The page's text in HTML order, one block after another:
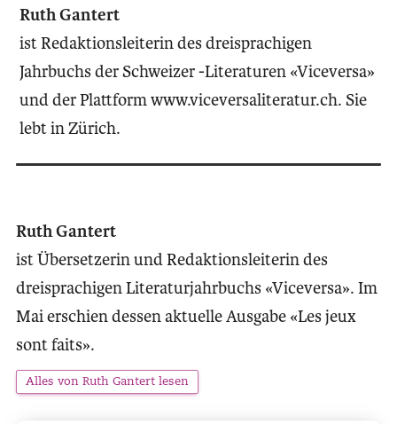
Ruth Gantert
ist Redaktionsleiterin des dreisprachigen
Jahrbuchs der Schweizer -Literaturen «Viceversa»
und der Plattform www.viceversaliteratur.ch. Sie
lebt in Zürich.
Ruth Gantert
ist Übersetzerin und Redaktionsleiterin des
dreisprachigen Literaturjahrbuchs «Viceversa». Im
Mai erschien dessen aktuelle Ausgabe «Les jeux
sont faits».
Alles von Ruth Gantert lesen